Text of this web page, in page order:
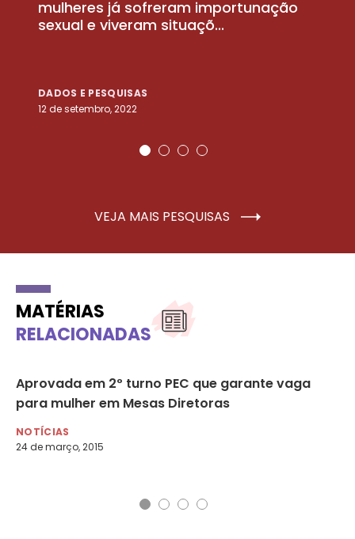
mulheres já sofreram importunação
sexual e viveram situaçõ...
DADOS E PESQUISAS
12 de setembro, 2022
VEJA MAIS PESQUISAS
MATÉRIAS
RELACIONADAS
Aprovada em 2º turno PEC que garante vaga
para mulher em Mesas Diretoras
NOTÍCIAS
24 de março, 2015